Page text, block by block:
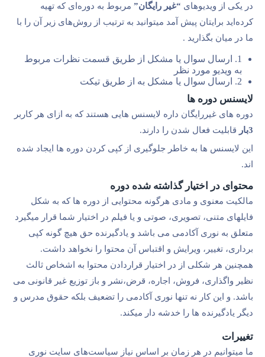
در یکی از ویدیوهای “غیر رایگان” مربوط به دوره‌ای که تهیه
کرده‌اید برایتان پیش آمد میتوانید به ترتیب از روش‌های زیر آن را با
ما در میان بگذارید .
1. ارسال سوال یا مشکل از طریق قسمت نظرات مربوط
به ویدیو مورد نظر
2. ارسال سوال یا مشکل به از طریق تیکت
لایسنس دوره ها
دوره های غیررایگان داره لایسنس هایی هستند که به ازای هر کاربر
3بار
قابلیت فعال شدن را دارند.
این لایسنس ها به خاطر جلوگیری از کپی کردن دوره ها ایجاد شده
اند.
محتوای در اختیار گذاشته شده دوره
مالکیت معنوی و مادی هرگونه محتوایی از دوره ها که به شکل
فایلهای متنی، تصویری، صوتی و یا فیلم در اختیار شما قرار میگیرد
متعلق به نوری آکادمی می باشد و یادگیرنده حق هیچ گونه کپی
برداری، تغییر، ویرایش و اقتباس آن محتوا را نخواهد داشت.
همچنین هر شکلی از در اختیار قراردادن محتوا به اشخاص ثالث
نظیر واگذاری، فروش، اجاره، قرض،نشر و باز توزیع غیر قانونی می
باشد. و این کار نه تنها نوری آکادمی را تضعیف بلکه حقوق مدرس و
دیگر یادگیرنده ها را خدشه دار میکند.
تغییرات
ما میتوانیم در هر زمان بر اساس نیاز سیاست‌های سایت نوری